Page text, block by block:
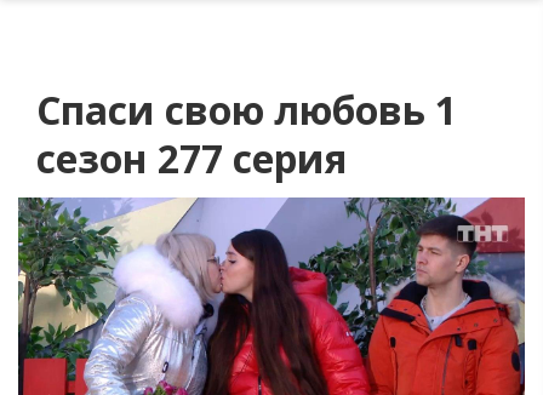
Спаси свою любовь 1
сезон 277 серия